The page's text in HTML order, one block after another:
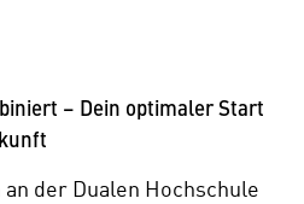
– Dein optimaler Start
der Dualen Hochschule